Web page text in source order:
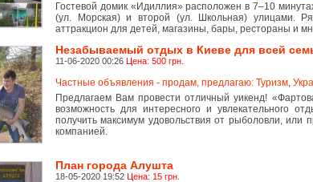
Гостевой домик «Идиллия» расположен в 7–10
(ул. Морская) и второй (ул. Школьная) улицами.
аттракцион для детей, магазины, бары, рестораны и
Незабываемый отдых в Киеве для всей
11-06-2020 00:26 Цена: 500 грн.
Частные объявления - продам, предлагаю: Туризм,
Предлагаем Вам провести отличный уикенд!
возможность для интересного и увлекательного
получить максимум удовольствия от рыболовли, или
компанией.
План города Алушта
18-05-2020 19:52 Цена: 15 грн.